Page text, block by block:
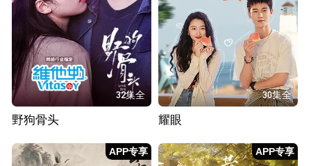
32集全
野狗骨头
30集全
耀眼
APP专享 APP专享